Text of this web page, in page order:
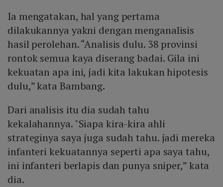
Ia mengatakan, hal yang pertama
dilakukannya yakni dengan menganalisis
hasil perolehan. “Analisis dulu. 38 provinsi
rontok semua kaya diserang badai. Gila ini
kekuatan apa ini, jadi kita lakukan hipotesis
dulu,” kata Bambang.
Dari analisis itu dia sudah tahu
kekalahannya. "Siapa kira-kira ahli
strateginya saya juga sudah tahu. jadi mereka
infanteri kekuatannya seperti apa saya tahu,
ini infanteri berlapis dan punya sniper,” kata
dia.